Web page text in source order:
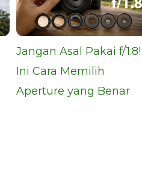
Jangan Asal Pakai f/1.8!
Ini Cara Memilih
Aperture yang Benar